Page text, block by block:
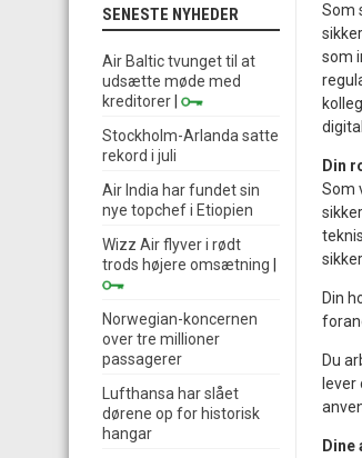
Som
som
Din
Som
Din
Du
SENESTE NYHEDER
Air Baltic tvunget til at
udsætte møde med
kreditorer
Stockholm-Arlanda satte
rekord i juli
Air India har fundet sin
nye topchef i Etiopien
Wizz Air flyver i rødt
trods højere omsætning
Norwegian-koncernen
over tre millioner
passagerer
Lufthansa har slået
dørene op for historisk
hangar